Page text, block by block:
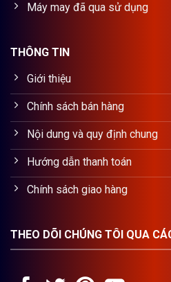
Máy may đã qua sử dụng
THÔNG TIN
Giới thiệu
Chính sách bán hàng
Nội dung và quy định chung
Hướng dẫn thanh toán
Chính sách giao hàng
THEO DÕI CHÚNG TÔI QUA